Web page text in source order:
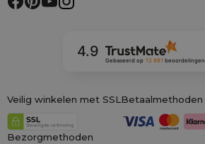
4.9
Gebaseerd op 12 881 beoordelingen
Veilig winkelen met SSL Betaalmethoden
Bezorgmethoden